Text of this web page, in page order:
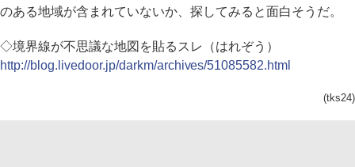
のある地域が含まれていないか、探してみると面白そうだ。
◇境界線が不思議な地図を貼るスレ（はれぞう）
http://blog.livedoor.jp/darkm/archives/51085582.html
(tks24)